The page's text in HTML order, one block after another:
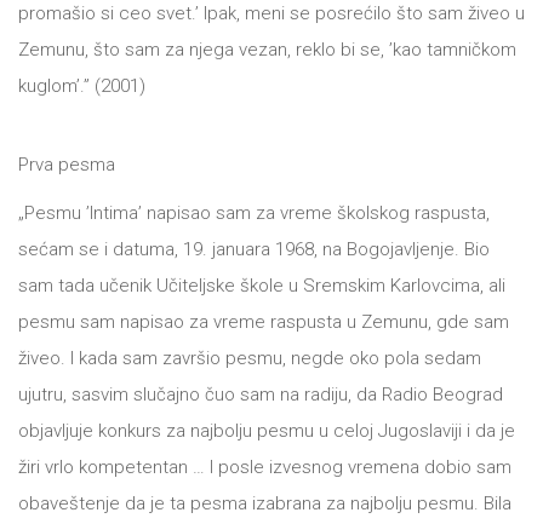
promašio si ceo svet.’ Ipak, meni se posrećilo što sam živeo u
Zemunu, što sam za njega vezan, reklo bi se, ’kao tamničkom
kuglom’.” (2001)
Prva pesma
„Pesmu ’Intima’ napisao sam za vreme školskog raspusta,
sećam se i datuma, 19. januara 1968, na Bogojavljenje. Bio
sam tada učenik Učiteljske škole u Sremskim Karlovcima, ali
pesmu sam napisao za vreme raspusta u Zemunu, gde sam
živeo. I kada sam završio pesmu, negde oko pola sedam
ujutru, sasvim slučajno čuo sam na radiju, da Radio Beograd
objavljuje konkurs za najbolju pesmu u celoj Jugoslaviji i da je
žiri vrlo kompetentan … I posle izvesnog vremena dobio sam
obaveštenje da je ta pesma izabrana za najbolju pesmu. Bila